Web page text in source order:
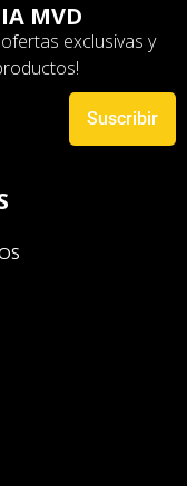
MVD
exclusivas y
Suscribir